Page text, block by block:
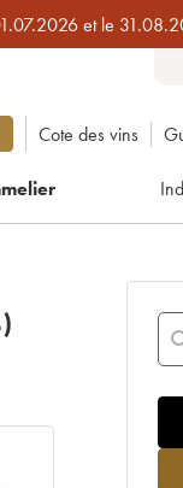
et le
Cote des vins